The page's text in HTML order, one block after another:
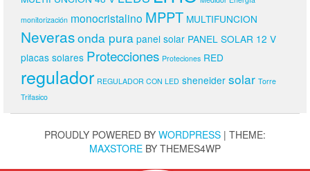
monitorización monocristalino MPPT MULTIFUNCION
Neverasonda pura panel solar PANEL SOLAR 12 V
placas solares Protecciones Proteciones RED
regulador REGULADOR CON LED sheneider solar Torre
Trifasico
PROUDLY POWERED BY WORDPRESS | THEME:
MAXSTORE BY THEMES4WP